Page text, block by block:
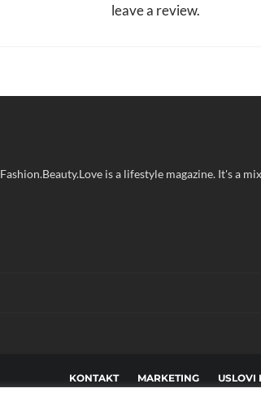
leave a review.
Fashion.Beauty.Love is a lifestyle magazine. It's a
KONTAKT MARKETING USLOVI